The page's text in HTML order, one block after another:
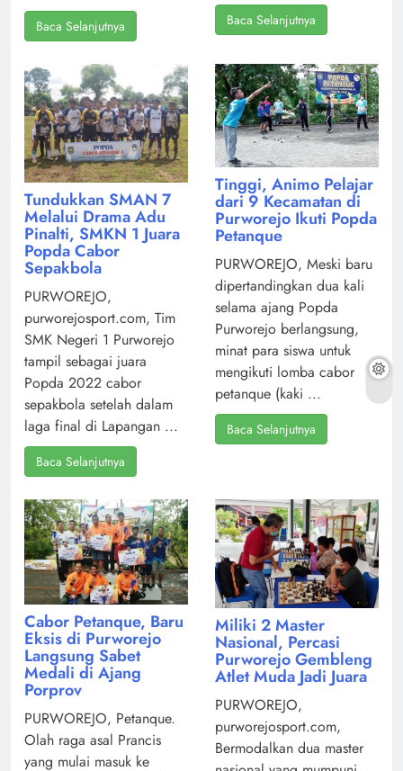
Baca Selanjutnya Baca Selanjutnya
Tundukkan SMAN 7
Melalui Drama Adu
Pinalti, SMKN 1 Juara
Popda Cabor
Sepakbola
PURWOREJO,
purworejosport.com, Tim
SMK Negeri 1 Purworejo
tampil sebagai juara
Popda 2022 cabor
sepakbola setelah dalam
laga final di Lapangan ...
Baca Selanjutnya
Tinggi, Animo Pelajar
dari 9 Kecamatan di
Purworejo Ikuti Popda
Petanque
PURWOREJO, Meski baru
dipertandingkan dua kali
selama ajang Popda
Purworejo berlangsung,
minat para siswa untuk
mengikuti lomba cabor
petanque (kaki ...
Baca Selanjutnya
Cabor Petanque, Baru
Eksis di Purworejo
Langsung Sabet
Medali di Ajang
Porprov
PURWOREJO, Petanque.
Olah raga asal Prancis
yang mulai masuk ke
Miliki 2 Master
Nasional, Percasi
Purworejo Gembleng
Atlet Muda Jadi Juara
PURWOREJO,
purworejosport.com,
Bermodalkan dua master